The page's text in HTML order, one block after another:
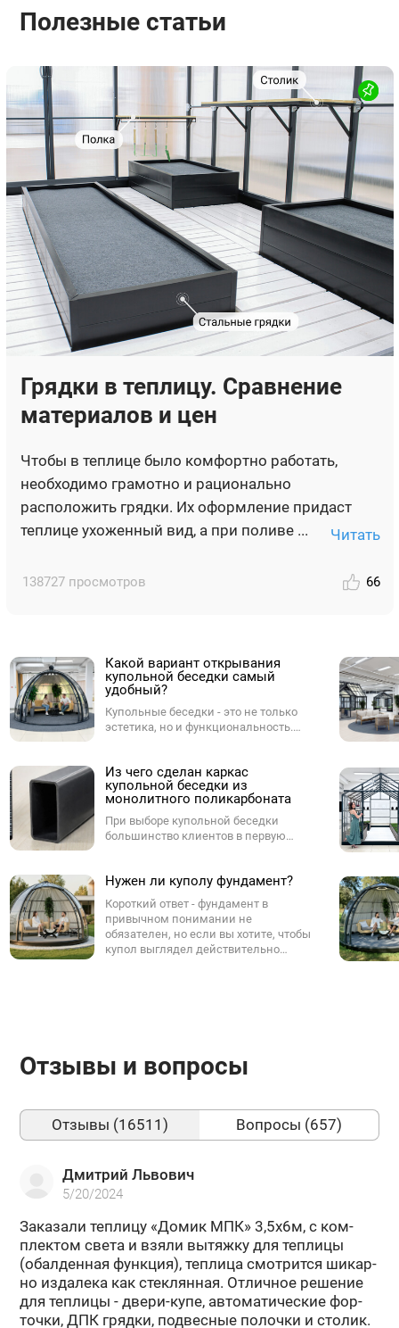
Полезные статьи
Грядки в теплицу. Сравнение
материалов и цен
Чтобы в теплице было комфортно работать,
необходимо грамотно и рационально
расположить грядки. Их оформление придаст
теплице ухоженный вид, а при поливе ...
Читать
138727 просмотров 66
Какой вариант открывания
купольной беседки самый
удобный?
Купольные беседки - это не только
эстетика, но и функциональность.
открывания. От него зависит,
насколько комфортно будет
пользоваться куполом в
повседневной жизни - будь то на
участке, в ресторане, у бассейна или в
оптимальный.
Из чего сделан каркас
купольной беседки из
монолитного поликарбоната
При выборе купольной беседки
большинство клиентов в первую
который определяет, как купол будет
выглядеть через 3, 5, и 7 лет,
насколько мягко будут работать двери
и не появится ли ржавчина в самых
нагруженных местах.
Нужен ли куполу фундамент?
Короткий ответ - фундамент в
привычном понимании не
обязателен, но если вы хотите, чтобы
купол выглядел действительно
Отзывы и вопросы
Отзывы (16511) Вопросы (657)
Дмитрий Львович
5/20/2024
За­ка­за­ли теп­ли­цу «Домик МПК» 3,5х6м, с ком­
плек­том света и взяли вы­тяж­ку для теп­ли­цы
(обал­ден­ная функ­ция), теп­ли­ца смот­рит­ся ши­кар­
но из­да­ле­ка как стек­лян­ная. От­лич­ное ре­ше­ние
для теп­ли­цы - двери-​купе, ав­то­ма­ти­че­ские фор­
точ­ки, ДПК гряд­ки, под­вес­ные по­лоч­ки и сто­лик.